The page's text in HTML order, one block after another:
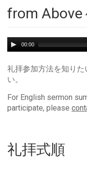
from Above
Audio
Player
00:00
礼拝参加方法を知り
い。
For English sermon
participate, please
礼拝式順